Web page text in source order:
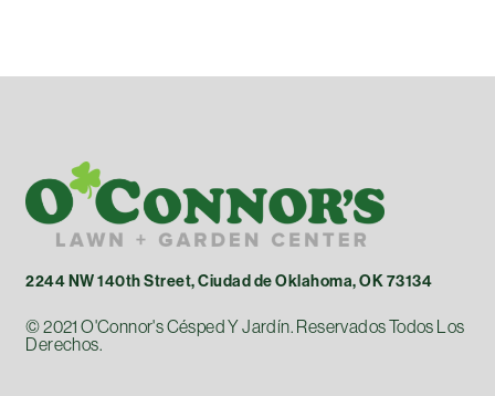
2244 NW 140th Street, Ciudad de Oklahoma, OK 73134
© 2021 O'Connor's Césped Y Jardín. Reservados Todos Los
Derechos.